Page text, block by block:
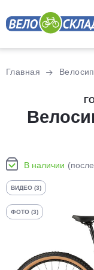
Главная
В наличии
ВИДЕО (3)
ФОТО (3)
Разбейте
оплату
без
График